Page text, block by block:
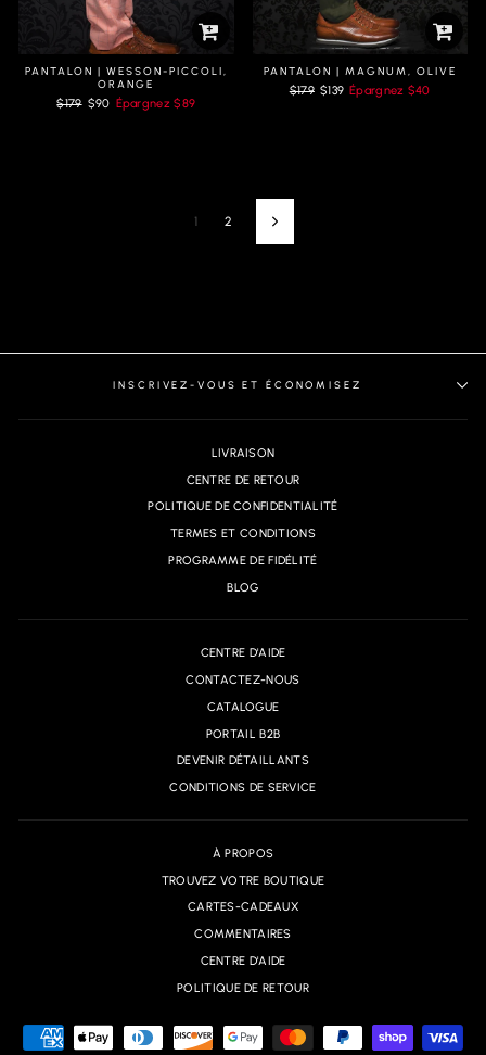
PANTALON | WESSON-PICCOLI,
ORANGE
Prix
$179 Prix
$90 Épargnez$89
PANTALON | MAGNUM, OLIVE
Prix
$179 Prix
$139 Épargnez $40
1 2 Next
INSCRIVEZ-VOUS ET ÉCONOMISEZ
LIVRAISON
CENTRE DE RETOUR
POLITIQUE DE CONFIDENTIALITÉ
TERMES ET CONDITIONS
PROGRAMME DE FIDÉLITÉ
BLOG
CENTRE D'AIDE
CONTACTEZ-NOUS
CATALOGUE
PORTAIL B2B
DEVENIR DÉTAILLANTS
CONDITIONS DE SERVICE
À PROPOS
TROUVEZ VOTRE BOUTIQUE
CARTES-CADEAUX
COMMENTAIRES
CENTRE D'AIDE
POLITIQUE DE RETOUR